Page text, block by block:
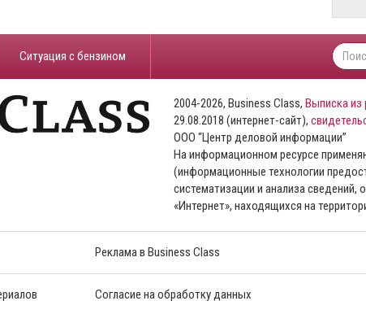
​Ситуация с бензином
2004-2026, Business Class, Выписка из
29.08.2018 (интернет-сайт),
ООО “Центр деловой информации”
На информационном ресурсе
(информационные технологии
систематизации и анализа сведений,
«Интернет», находящихся на
Реклама в Business Class
Согласие на обработку данных